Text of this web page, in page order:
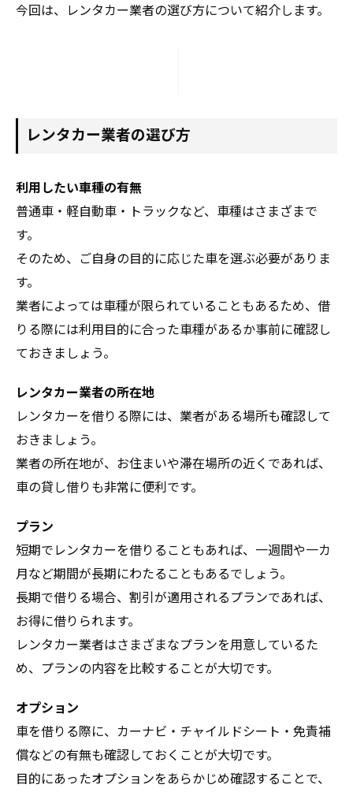
今回は、レンタカー業者の選び方について紹介します。
レンタカー業者の選び方
利用したい車種の有無
普通車・軽自動車・トラックなど、車種はさまざまで
す。
そのため、ご自身の目的に応じた車を選ぶ必要がありま
す。
業者によっては車種が限られていることもあるため、借
りる際には利用目的に合った車種があるか事前に確認し
ておきましょう。
レンタカー業者の所在地
レンタカーを借りる際には、業者がある場所も確認して
おきましょう。
業者の所在地が、お住まいや滞在場所の近くであれば、
車の貸し借りも非常に便利です。
プラン
短期でレンタカーを借りることもあれば、一週間や一カ
月など期間が長期にわたることもあるでしょう。
長期で借りる場合、割引が適用されるプランであれば、
お得に借りられます。
レンタカー業者はさまざまなプランを用意しているた
め、プランの内容を比較することが大切です。
オプション
車を借りる際に、カーナビ・チャイルドシート・免責補
償などの有無も確認しておくことが大切です。
目的にあったオプションをあらかじめ確認することで、